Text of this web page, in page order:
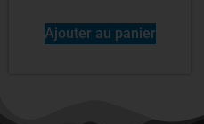
Ajouter au panier